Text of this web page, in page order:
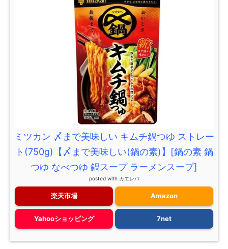
ミツカン 〆まで美味しい キムチ鍋つゆ ストレー
ト(750g)【〆まで美味しい(鍋の素)】[鍋の素 鍋
つゆ なべつゆ 鍋スープ ラーメンスープ]
posted with カエレバ
楽天市場 Amazon
Yahooショッピング 7net